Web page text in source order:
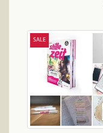
SALE